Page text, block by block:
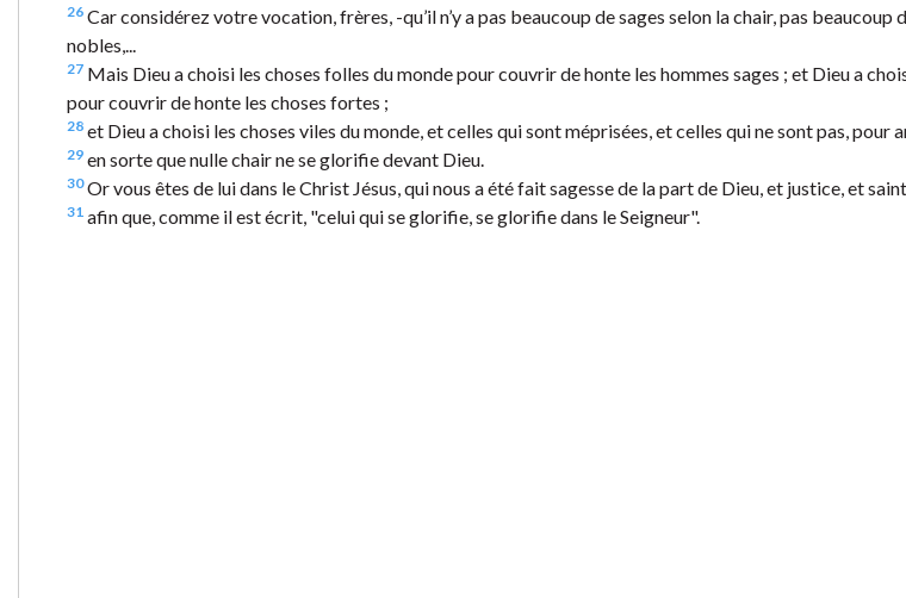
26 Car considérez votre vocation, frères, -qu’il n’y a pas beaucoup de sages selon la chair, pas beaucoup
nobles,...
27 Mais Dieu a choisi les choses folles du monde pour couvrir de honte les hommes sages ; et Dieu a
pour couvrir de honte les choses fortes ;
28 et Dieu a choisi les choses viles du monde, et celles qui sont méprisées, et celles qui ne sont pas, pour
29 en sorte que nulle chair ne se glorifie devant Dieu.
30Or vous êtes de lui dans le Christ Jésus, qui nous a été fait sagesse de la part de Dieu, et justice, et
31 afin que, comme il est écrit, "celui qui se glorifie, se glorifie dans le Seigneur".